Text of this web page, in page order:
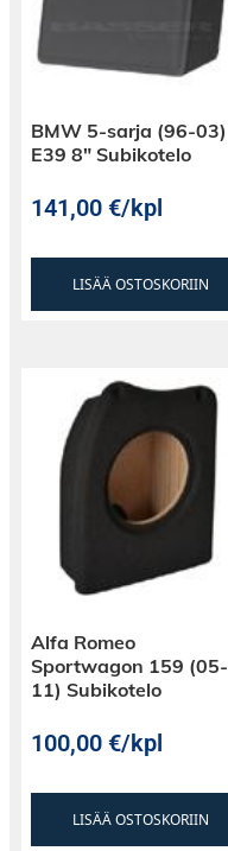
BMW 5-sarja (96-03)
E39 8″ Subikotelo
141,00€/kpl
LISÄÄ OSTOSKORIIN
Alfa Romeo
Sportwagon 159 (05-
11) Subikotelo
100,00€/kpl
LISÄÄ OSTOSKORIIN